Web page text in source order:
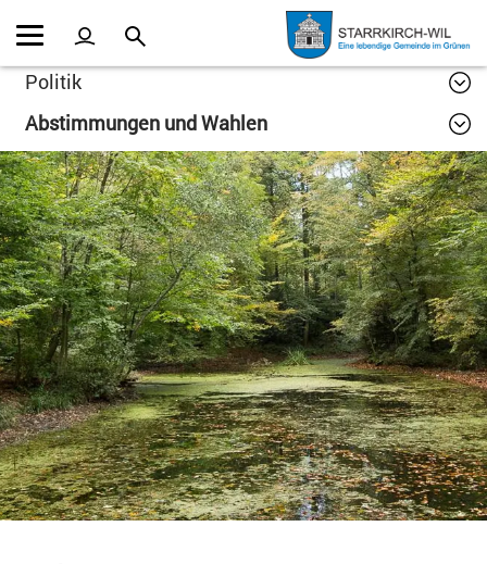
Kopfzeile
Inhalt
Politik
Abstimmungen und Wahlen